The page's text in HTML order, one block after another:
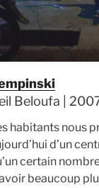
Beloufa |
habitants nous
d’un
certain
beaucoup